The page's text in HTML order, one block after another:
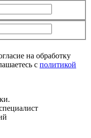
на обработку
с политикой